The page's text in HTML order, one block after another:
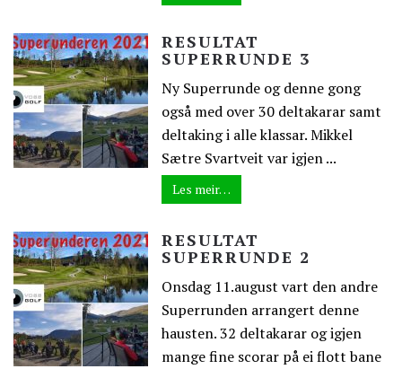
RESULTAT
SUPERRUNDE 3
Ny Superrunde og denne gong
også med over 30 deltakarar samt
deltaking i alle klassar. Mikkel
Sætre Svartveit var igjen ...
Les meir…
RESULTAT
SUPERRUNDE 2
Onsdag 11.august vart den andre
Superrunden arrangert denne
hausten. 32 deltakarar og igjen
mange fine scorar på ei flott bane